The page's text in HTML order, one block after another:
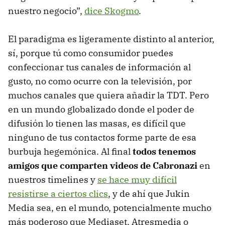
nuestro negocio”, dice Skogmo.
El paradigma es ligeramente distinto al anterior,
sí, porque tú como consumidor puedes
confeccionar tus canales de información al
gusto, no como ocurre con la televisión, por
muchos canales que quiera añadir la TDT. Pero
en un mundo globalizado donde el poder de
difusión lo tienen las masas, es difícil que
ninguno de tus contactos forme parte de esa
burbuja hegemónica. Al final todos tenemos
amigos que comparten videos de Cabronazi en
nuestros timelines y se hace muy difícil
resistirse a ciertos clics, y de ahí que Jukin
Media sea, en el mundo, potencialmente mucho
más poderoso que Mediaset, Atresmedia o